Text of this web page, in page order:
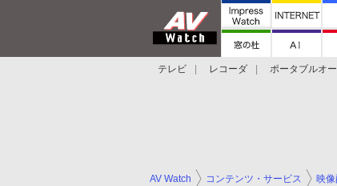
テレビ レコーダ ポータブルオ
AV Watch コンテンツ・サービス 映